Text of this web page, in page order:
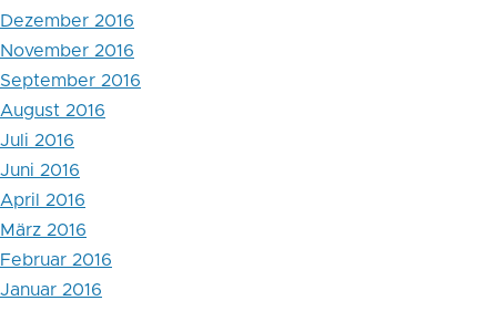
Dezember 2016
November 2016
September 2016
August 2016
Juli 2016
Juni 2016
April 2016
März 2016
Februar 2016
Januar 2016